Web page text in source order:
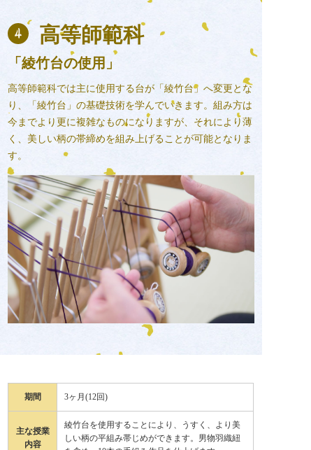
高等師範科
「綾竹台の使用」
高等師範科では主に使用する台が「綾竹台」へ変更とな
り、「綾竹台」の基礎技術を学んでいきます。組み方は
今までより更に複雑なものになりますが、それにより薄
く、美しい柄の帯締めを組み上げることが可能となりま
す。
期間 3ヶ月(12回)
主な授業
内容
綾竹台を使用することにより、うすく、より美
しい柄の平組み帯じめができます。男物羽織紐